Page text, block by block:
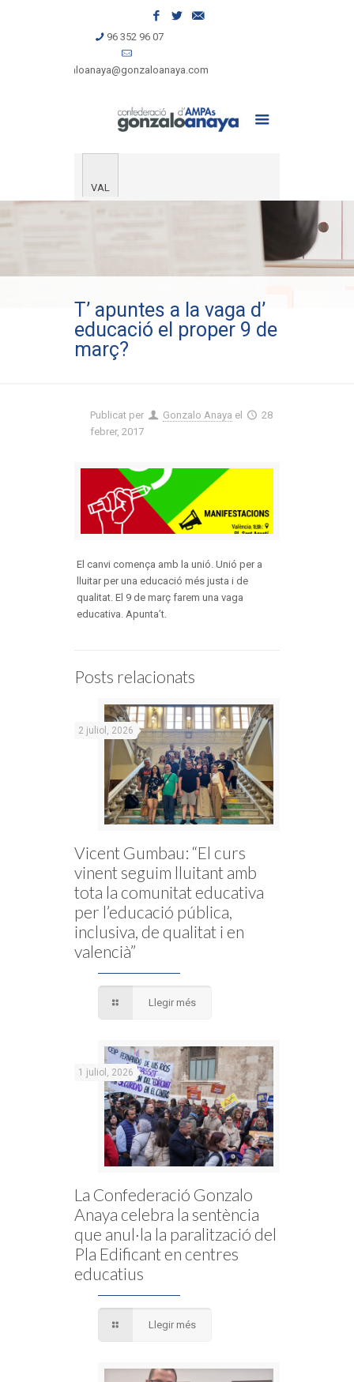
96 352 96 07
gonzaloanaya@gonzaloanaya.com
VAL
T’ apuntes a la vaga d’
educació el proper 9 de
març?
Publicat per Gonzalo Anaya el
28
febrer, 2017
El canvi comença amb la unió. Unió per a
lluitar per una educació més justa i de
qualitat. El 9 de març farem una vaga
educativa. Apunta’t.
Posts relacionats
2 juliol, 2026
Vicent Gumbau: “El curs
vinent seguim lluitant amb
tota la comunitat educativa
per l’educació pública,
inclusiva, de qualitat i en
valencià”
Llegir més
1 juliol, 2026
La Confederació Gonzalo
Anaya celebra la sentència
que anul·la la paralització del
Pla Edificant en centres
educatius
Llegir més